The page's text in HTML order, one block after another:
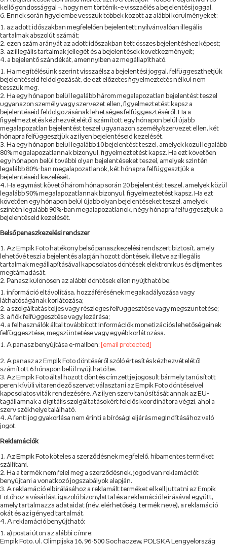
kellő gondossággal –, hogy nem történik-e visszaélés a bejelentési joggal.
Ennek során figyelembe vesszük többek között az alábbi körülményeket:
az adott időszakban megfelelően bejelentett nyilvánvalóan illegális
tartalmak abszolút számát;
ezen szám arányát az adott időszakban tett összes bejelentéshez képest;
az illegális tartalmak jellegét és a bejelentések következményeit;
a bejelentő szándékát, amennyiben az megállapítható.
Ha megítélésünk szerint visszaélsz a bejelentési joggal, felfüggeszthetjük
bejelentéseid feldolgozását, de ezt előzetes figyelmeztetés nélkül nem
tesszük meg.
Ha egy hónapon belül legalább három megalapozatlan bejelentést teszel
ugyanazon személy vagy szervezet ellen, figyelmeztetést kapsz a
bejelentéseid feldolgozásának lehetséges felfüggesztéséről. Ha a
figyelmeztetés kézhezvételétől számított egy hónapon belül újabb
megalapozatlan bejelentést teszel ugyanazon személy/szervezet ellen, két
hónapra felfüggesztjük az ilyen bejelentéseid kezelését.
Ha egy hónapon belül legalább 10 bejelentést teszel, amelyek közül legalább
80% megalapozatlannak bizonyul, figyelmeztetést kapsz. Ha ezt követően
egy hónapon belül további olyan bejelentéseket teszel, amelyek szintén
legalább 80%-ban megalapozatlanok, két hónapra felfüggesztjük a
bejelentéseid kezelését.
Ha egymást követő három hónap során 20 bejelentést teszel, amelyek közül
legalább 90% megalapozatlannak bizonyul, figyelmeztetést kapsz. Ha ezt
követően egy hónapon belül újabb olyan bejelentéseket teszel, amelyek
szintén legalább 90%-ban megalapozatlanok, négy hónapra felfüggesztjük a
bejelentéseid kezelését.
Belső panaszkezelési rendszer
Az Empik Foto hatékony belső panaszkezelési rendszert biztosít, amely
lehetővé teszi a bejelentés alapján hozott döntések, illetve az illegális
tartalmak megállapításával kapcsolatos döntések elektronikus és díjmentes
megtámadását.
Panasz különösen az alábbi döntések ellen nyújtható be:
információ eltávolítása, hozzáférésének megakadályozása vagy
láthatóságának korlátozása;
a szolgáltatás teljes vagy részleges felfüggesztése vagy megszüntetése;
a fiók felfüggesztése vagy lezárása;
a felhasználók által továbbított információk monetizációs lehetőségeinek
felfüggesztése, megszüntetése vagy egyéb korlátozása.
A panasz benyújtása e-mailben: [email protected]
A panasz az Empik Foto döntéséről szóló értesítés kézhezvételétől
számított 6 hónapon belül nyújtható be.
Az Empik Foto által hozott döntés címzettje jogosult bármely tanúsított
peren kívüli vitarendező szervet választani az Empik Foto döntéseivel
kapcsolatos viták rendezésére. Az ilyen szerv tanúsítását annak az EU-
tagállamnak a digitális szolgáltatásokért felelős koordinátora végzi, ahol a
szerv székhelye található.
A fenti jog gyakorlása nem érinti a bírósági eljárás megindításához való
jogot.
Reklamációk
Az Empik Foto köteles a szerződésnek megfelelő, hibamentes terméket
szállítani.
Ha a termék nem felel meg a szerződésnek, jogod van reklamációt
benyújtani a vonatkozó jogszabályok alapján.
A reklamáció elbírálásához a reklamált terméket el kell juttatni az Empik
Fotóhoz a vásárlást igazoló bizonylattal és a reklamáció leírásával együtt,
amely tartalmazza adataidat (név, elérhetőség, termék neve), a reklamáció
okát és az igényed tartalmát.
A reklamáció benyújtható:
a) postai úton az alábbi címre:
Empik Foto, ul. Olimpijska 16, 96-500 Sochaczew, POLSKA Lengyelország